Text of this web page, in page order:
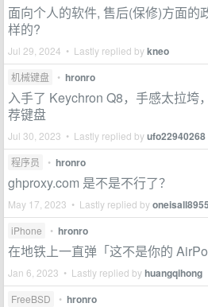
面向个人的软件, 售后(保修)方面的
样的?
Jul 29, 2024 • Lastly replied bykneo
机械键盘 • hronro
入手了 Keychron Q8，手感太拉垮
荐键盘
Jul 30, 2023 • Lastly replied byufo22940268
程序员 • hronro
ghproxy.com 是不是不行了？
May 17, 2023 • Lastly replied byoneisall8955
iPhone • hronro
在地铁上一直弹「这不是你的
Jan 6, 2023 • Lastly replied byhuangqihong
FreeBSD • hronro